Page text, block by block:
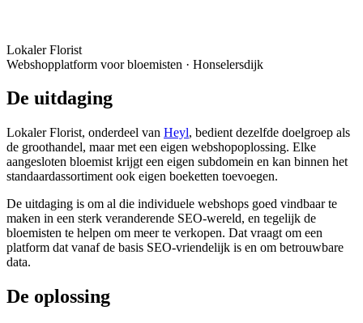
Lokaler Florist
Webshopplatform voor bloemisten · Honselersdijk
De uitdaging
Lokaler Florist, onderdeel van Heyl, bedient dezelfde doelgroep als
de groothandel, maar met een eigen webshopoplossing. Elke
aangesloten bloemist krijgt een eigen subdomein en kan binnen het
standaardassortiment ook eigen boeketten toevoegen.
De uitdaging is om al die individuele webshops goed vindbaar te
maken in een sterk veranderende SEO-wereld, en tegelijk de
bloemisten te helpen om meer te verkopen. Dat vraagt om een
platform dat vanaf de basis SEO-vriendelijk is en om betrouwbare
data.
De oplossing